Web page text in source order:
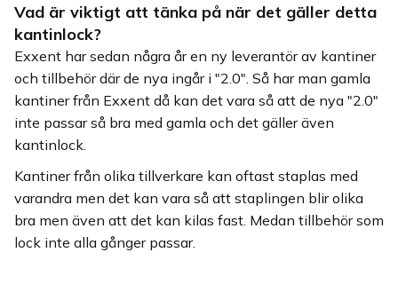
Vad är viktigt att tänka på när det gäller detta
kantinlock?
Exxent har sedan några år en ny leverantör av kantiner
och tillbehör där de nya ingår i "2.0". Så har man gamla
kantiner från Exxent då kan det vara så att de nya "2.0"
inte passar så bra med gamla och det gäller även
kantinlock.
Kantiner från olika tillverkare kan oftast staplas med
varandra men det kan vara så att staplingen blir olika
bra men även att det kan kilas fast. Medan tillbehör som
lock inte alla gånger passar.